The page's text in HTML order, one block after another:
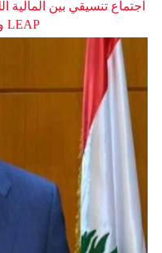
اجتماع تنسيقي بين المالية
LEAP والتنمية الرقمية